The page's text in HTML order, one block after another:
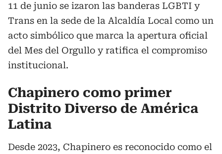
11 de junio se izaron las banderas LGBTI y
Trans en la sede de la Alcaldía Local como un
acto simbólico que marca la apertura oficial
del Mes del Orgullo y ratifica el compromiso
institucional.
Chapinero como primer
Distrito Diverso de América
Latina
Desde 2023, Chapinero es reconocido como el